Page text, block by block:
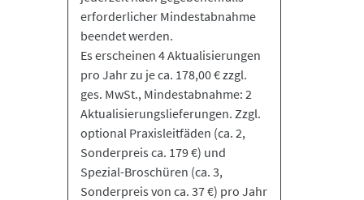
erforderlicher Mindestabnahme
beendet werden.
Es erscheinen 4 Aktualisierungen
pro Jahr zu je ca. 178,00 € zzgl.
ges. MwSt., Mindestabnahme: 2
Aktualisierungslieferungen. Zzgl.
optional Praxisleitfäden (ca. 2,
Sonderpreis ca. 179 €) und
Spezial-Broschüren (ca. 3,
Sonderpreis von ca. 37 €) pro Jahr